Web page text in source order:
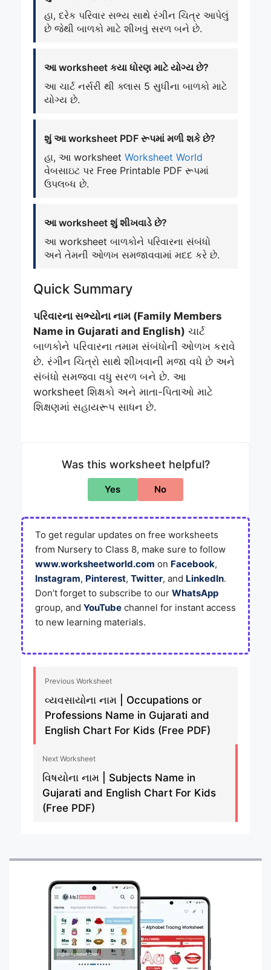
હા, દરેક પરિવાર સભ્ય સાથે રંગીન ચિત્ર આપેલું
છે જેથી બાળકો માટે શીખવું સરળ બને છે.
આ worksheet કયા ધોરણ માટે યોગ્ય છે?
આ ચાર્ટ નર્સરી થી ક્લાસ 5 સુધીના બાળકો માટે
યોગ્ય છે.
શું આ worksheet PDF રૂપમાં મળી શકે છે?
હા, આ worksheet Worksheet World
વેબસાઇટ પર Free Printable PDF રૂપમાં
ઉપલબ્ધ છે.
આ worksheet શું શીખવાડે છે?
આ worksheet બાળકોને પરિવારના સંબંધો
અને તેમની ઓળખ સમજાવવામાં મદદ કરે છે.
Quick Summary
પરિવારના સભ્યોના નામ (Family Members
Name in Gujarati and English) ચાર્ટ
બાળકોને પરિવારના તમામ સંબંધોની ઓળખ કરાવે
છે. રંગીન ચિત્રો સાથે શીખવાની મજા વધે છે અને
સંબંધો સમજવા વધુ સરળ બને છે. આ
worksheet શિક્ષકો અને માતા-પિતાઓ માટે
શિક્ષણમાં સહાયરૂપ સાધન છે.
Was this worksheet helpful?
Yes No
To get regular updates on free worksheets
from Nursery to Class 8, make sure to follow
www.worksheetworld.com on Facebook,
Instagram, Pinterest, Twitter, and LinkedIn.
Don’t forget to subscribe to our WhatsApp
group, and YouTube channel for instant access
to new learning materials.
Previous Worksheet
વ્યવસાયોના નામ | Occupations or
Professions Name in Gujarati and
English Chart For Kids (Free PDF)
Next Worksheet
વિષયોના નામ | Subjects Name in
Gujarati and English Chart For Kids
(Free PDF)